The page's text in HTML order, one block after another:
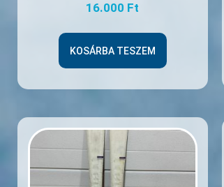
16.000 Ft
KOSÁRBA TESZEM